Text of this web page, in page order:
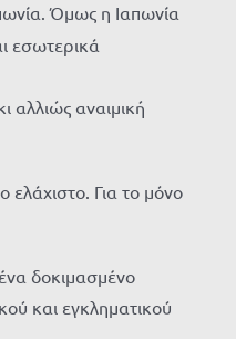
Όμως η Ιαπωνία
εσωτερικά
αλλιώς αναιμική
Για το μόνο
δοκιμασμένο
και εγκληματικού